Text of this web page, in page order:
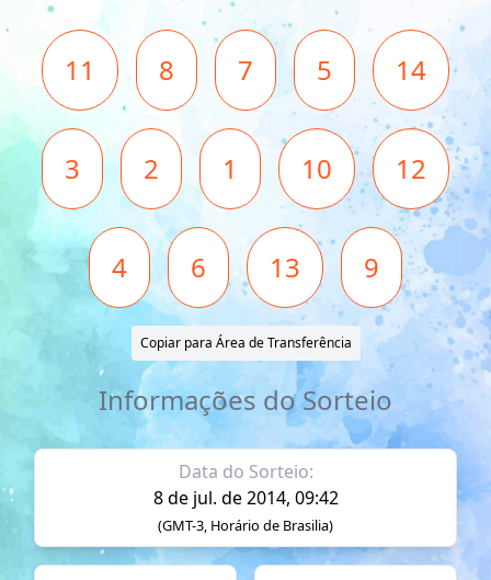
11 8 7 5 14
3 2 1 10 12
4 6 13 9
Copiar para Área de Transferência
Informações do Sorteio
Data do Sorteio:
8 de jul. de 2014, 09:42
(GMT-3, Horário de Brasilia)